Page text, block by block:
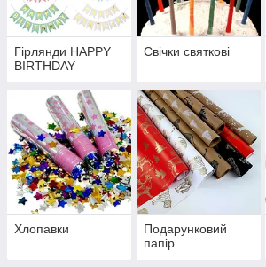
Гірлянди HAPPY
BIRTHDAY
Свічки святкові
Хлопавки
Подарунковий
папір